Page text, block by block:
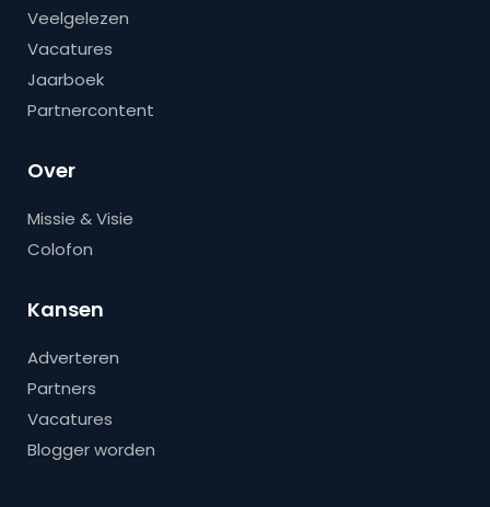
Veelgelezen
Vacatures
Jaarboek
Partnercontent
Over
Missie & Visie
Colofon
Kansen
Adverteren
Partners
Vacatures
Blogger worden